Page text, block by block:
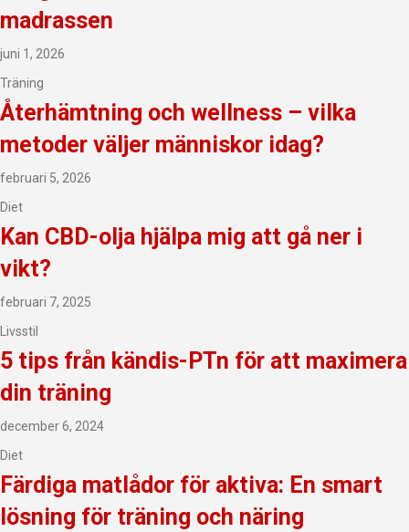
madrassen
juni 1, 2026
Träning
Återhämtning och wellness – vilka
metoder väljer människor idag?
februari 5, 2026
Diet
Kan CBD-olja hjälpa mig att gå ner i
vikt?
februari 7, 2025
Livsstil
5 tips från kändis-PTn för att maximera
din träning
december 6, 2024
Diet
Färdiga matlådor för aktiva: En smart
lösning för träning och näring